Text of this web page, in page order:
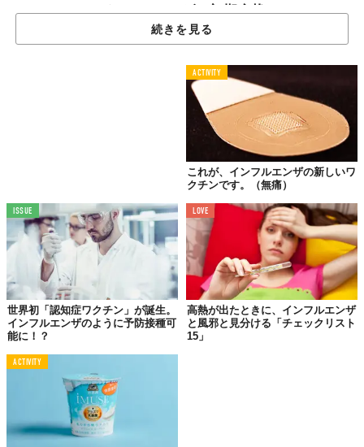
インフルエンザの初期症状
「微熱」かどうかが一目瞭然
実はこの看板、赤外線サーモグラフィカメラを内蔵。体温を測定
し、インフルエンザの初期症状である「微熱」を感知する、“世界
初の屋外ツール”なのです。
ちなみにこの人は、少しだけ熱っぽかった様子。「気をつけ
て！」とメッセージが表示されています。確かにこう警告される
と、予防に注力し
続きを見る
ACTIVITY
これが、インフルエンザの新しいワ
クチンです。（無痛）
ISSUE
世界初「認知症ワクチン」が誕生。
インフルエンザのように予防接種可
能に！？
LOVE
高熱が出たときに、インフルエンザ
と風邪と見分ける「チェックリスト
15」
ACTIVITY